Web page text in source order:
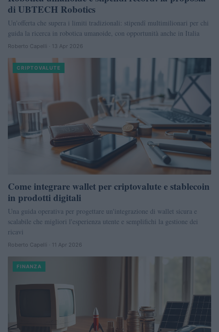
di UBTECH Robotics
Un'offerta che supera i limiti tradizionali: stipendî multimilionari per chi
guida la ricerca in robotica umanoide, con opportunità anche in Italia
Roberto Capelli · 13 Apr 2026
CRIPTOVALUTE
Come integrare wallet per criptovalute e stablecoin
in prodotti digitali
Una guida operativa per progettare un'integrazione di wallet sicura e
scalabile che migliori l'esperienza utente e semplifichi la gestione dei
ricavi
Roberto Capelli · 11 Apr 2026
FINANZA